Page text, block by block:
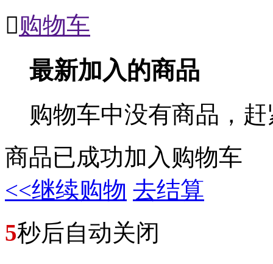
购物车
最新加入的商品
购物车中没有商品，
商品已成功加入购物车
<<继续购物 去结算
5秒后自动关闭